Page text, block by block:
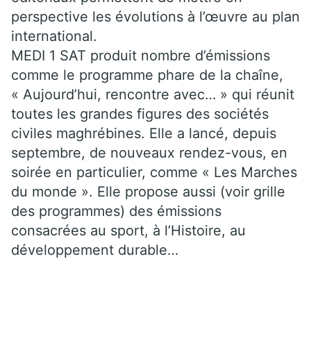
perspective les évolutions à l’œuvre au plan
international.
MEDI 1 SAT produit nombre d’émissions
comme le programme phare de la chaîne,
« Aujourd’hui, rencontre avec… » qui réunit
toutes les grandes figures des sociétés
civiles maghrébines. Elle a lancé, depuis
septembre, de nouveaux rendez-vous, en
soirée en particulier, comme « Les Marches
du monde ». Elle propose aussi (voir grille
des programmes) des émissions
consacrées au sport, à l’Histoire, au
développement durable…